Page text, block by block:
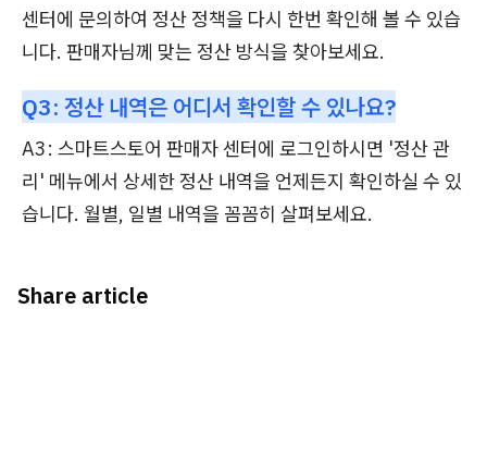
센터에 문의하여 정산 정책을 다시 한번 확인해 볼 수 있습
니다. 판매자님께 맞는 정산 방식을 찾아보세요.
Q3: 정산 내역은 어디서 확인할 수 있나요?
A3: 스마트스토어 판매자 센터에 로그인하시면 '정산 관
리' 메뉴에서 상세한 정산 내역을 언제든지 확인하실 수 있
습니다. 월별, 일별 내역을 꼼꼼히 살펴보세요.
Share article